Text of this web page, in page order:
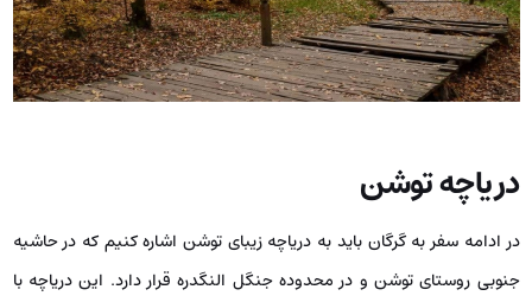
دریاچه توشن
در ادامه سفر به گرگان باید به دریاچه زیبای توشن اشاره کنیم که در حاشیه
جنوبی روستای توشن و در محدوده جنگل النگدره قرار دارد. این دریاچه با